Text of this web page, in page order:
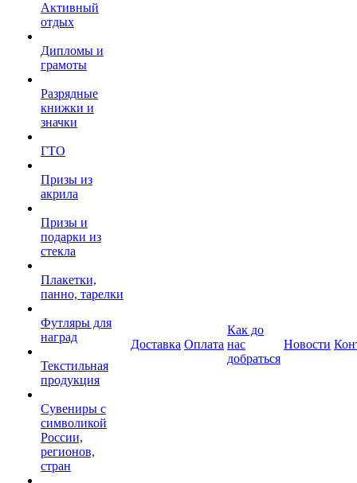
Активный
отдых
Дипломы и
грамоты
Разрядные
книжки и
значки
ГТО
Призы из
акрила
Призы и
подарки из
стекла
Плакетки,
панно, тарелки
Футляры для
наград
Текстильная
продукция
Сувениры с
символикой
России,
регионов,
стран
Доставка Оплата
Как до
нас
добраться
Новости